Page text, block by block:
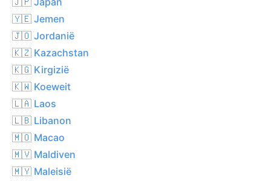
🇾🇪 Jemen
🇯🇴 Jordanië
🇰🇿 Kazachstan
🇰🇬 Kirgizië
🇰🇼 Koeweit
🇱🇦 Laos
🇱🇧 Libanon
🇲🇴 Macao
🇲🇻 Maldiven
🇲🇾 Maleisië